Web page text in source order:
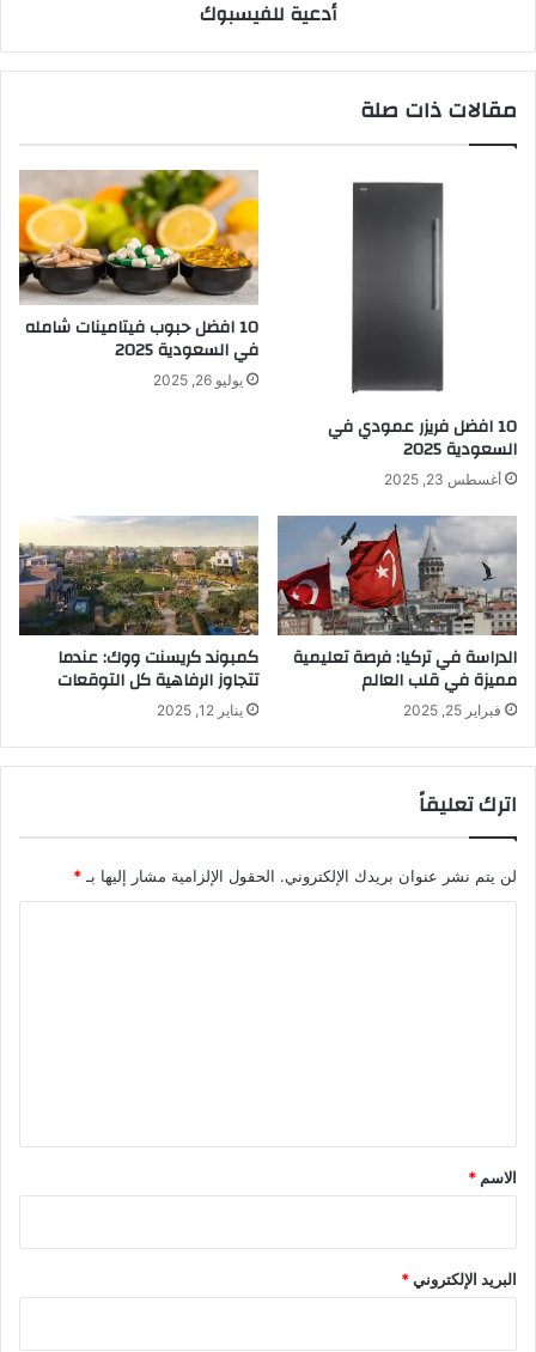
أدعية للفيسبوك
مقالات ذات صلة
10 افضل فريزر عمودي​ في
السعودية​ 2025
أغسطس 23, 2025
10 افضل حبوب فيتامينات شامله​
في السعودية 2025
يوليو 26, 2025
الدراسة في تركيا: فرصة تعليمية
مميزة في قلب العالم
فبراير 25, 2025
كمبوند كريسنت ووك: عندما
تتجاوز الرفاهية كل التوقعات
يناير 12, 2025
اترك تعليقاً
لن يتم نشر عنوان بريدك الإلكتروني. الحقول الإلزامية مشار إليها بـ *
*
الاسم *
البريد الإلكتروني*